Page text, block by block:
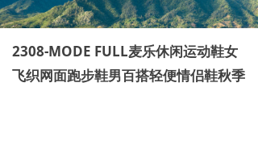
2308-MODE FULL麦乐休闲运动鞋女
飞织网面跑步鞋男百搭轻便情侣鞋秋季